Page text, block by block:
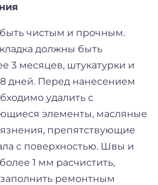
чистым и прочным.
должны быть
3 месяцев, штукатурки и
дней. Перед нанесением
удалить с
элементы, масляные
препятствующие
с поверхностью. Швы и
1 мм расчистить,
заполнить ремонтным